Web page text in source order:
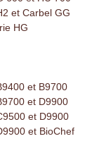
et Carbel GG
HG
et B9700
et D9900
et D9900
et BioChef